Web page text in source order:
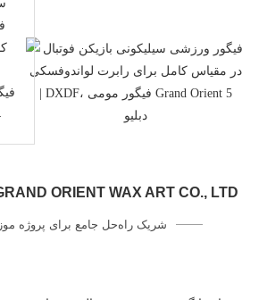
دبلیو
ORIENT WAX ART CO., LTD
شریک راه‌حل جامع برای پروژه